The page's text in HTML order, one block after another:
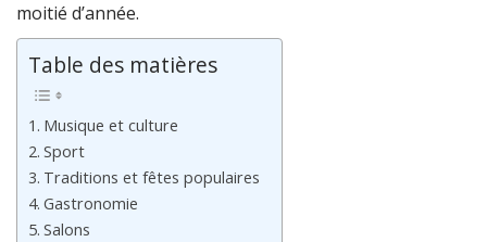
moitié d’année.
Table des matières
Musique et culture
Sport
Traditions et fêtes populaires
Gastronomie
Salons